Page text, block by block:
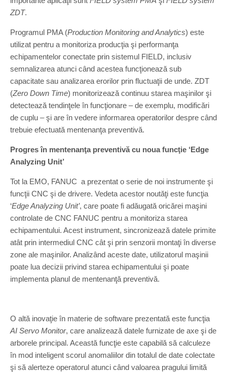
ZDT.
Programul PMA (Production Monitoring and Analytics) este
utilizat pentru a monitoriza producţia şi performanţa
echipamentelor conectate prin sistemul FIELD, inclusiv
semnalizarea atunci când acestea funcţionează sub
capacitate sau analizarea erorilor prin fluctuaţii de unde. ZDT
(Zero Down Time) monitorizează continuu starea maşinilor şi
detectează tendinţele în funcţionare – de exemplu, modificări
de cuplu – şi are în vedere informarea operatorilor despre când
trebuie efectuată mentenanţa preventivă.
Progres în mentenanţa preventivă cu noua funcţie ‘Edge
Analyzing Unit’
Tot la EMO, FANUC a prezentat o serie de noi instrumente şi
funcţii CNC şi de drivere. Vedeta acestor noutăţi este funcţia
‘Edge Analyzing Unit’, care poate fi adăugată oricărei maşini
controlate de CNC FANUC pentru a monitoriza starea
echipamentului. Acest instrument, sincronizează datele primite
atât prin intermediul CNC cât şi prin senzorii montaţi în diverse
zone ale maşinilor. Analizând aceste date, utilizatorul maşinii
poate lua decizii privind starea echipamentului şi poate
implementa planul de mentenanţă preventivă.
O altă inovaţie în materie de software prezentată este funcţia
AI Servo Monitor, care analizează datele furnizate de axe şi de
arborele principal. Această funcţie este capabilă să calculeze
în mod inteligent scorul anomaliilor din totalul de date colectate
şi să alerteze operatorul atunci când valoarea pragului limită